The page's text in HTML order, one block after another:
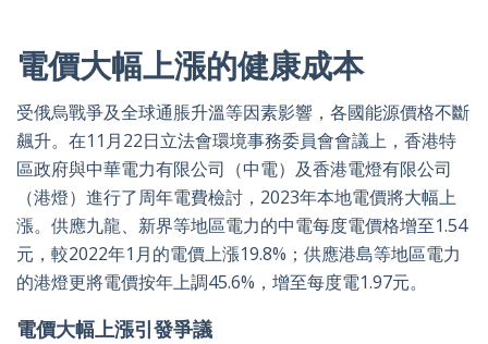
電價大幅上漲的健康成本
受俄烏戰爭及全球通脹升溫等因素影響，各國能源價格不斷
飆升。在11月22日立法會環境事務委員會會議上，香港特
區政府與中華電力有限公司（中電）及香港電燈有限公司
（港燈）進行了周年電費檢討，2023年本地電價將大幅上
漲。供應九龍、新界等地區電力的中電每度電價格增至1.54
元，較2022年1月的電價上漲19.8%；供應港島等地區電力
的港燈更將電價按年上調45.6%，增至每度電1.97元。
電價大幅上漲引發爭議